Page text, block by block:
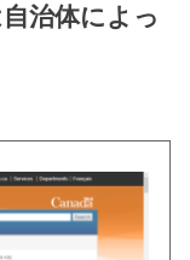
治体によっ